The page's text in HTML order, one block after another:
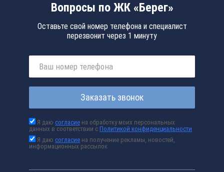
Вопросы по ЖК «Берег»
Оставьте свой номер телефона и специалист
перезвонит через 1 минуту
Заказать звонок
Я даюсогласие на обработку моих персональных
данных в соответствии сПолитикой конфиденциальности
Я даюсогласие на получение рекламы, новостей,
информационных рассылок